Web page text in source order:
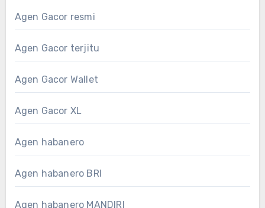
Agen Gacor resmi
Agen Gacor terjitu
Agen Gacor Wallet
Agen Gacor XL
Agen habanero
Agen habanero BRI
Agen habanero MANDIRI